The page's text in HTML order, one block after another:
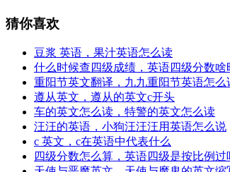
猜你喜欢
豆浆 英语，果汁英语怎么读
什么时候查四级成绩，英语四级分数啥
重阳节英文翻译，九九重阳节英语怎么
遵从英文，遵从的英文c开头
车的英文怎么读，特警的英文怎么读
汪汪的英语，小狗汪汪汪用英语怎么说
c 英文，c在英语中代表什么
四级分数怎么算，英语四级是按比例过